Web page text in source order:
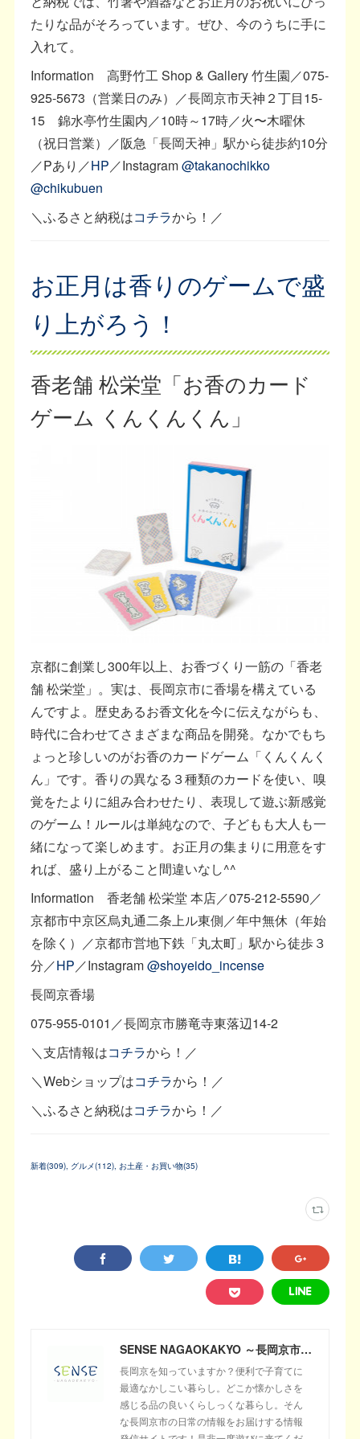
たりな品がそろっています。ぜひ、今のうちに手に
入れて。
Information 高野竹工 Shop & Gallery 竹生園／075-
925-5673（営業日のみ）／長岡京市天神２丁目15-
15 錦水亭竹生園内／10時～17時／火〜木曜休
（祝日営業）／阪急「長岡天神」駅から徒歩約10分
／Pあり／HP ／Instagram@takanochikko
@chikubuen
＼ふるさと納税はコチラから！／
お正月は香りのゲームで盛
り上がろう！
香老舗 松栄堂「お香のカード
ゲーム くんくんくん」
京都に創業し300年以上、お香づくり一筋の「香老
舗 松栄堂」。実は、長岡京市に香場を構えている
んですよ。歴史あるお香文化を今に伝えながらも、
時代に合わせてさまざまな商品を開発。なかでもち
ょっと珍しいのがお香のカードゲーム「くんくんく
ん」です。香りの異なる３種類のカードを使い、嗅
覚をたよりに組み合わせたり、表現して遊ぶ新感覚
のゲーム！ルールは単純なので、子どもも大人も一
緒になって楽しめます。お正月の集まりに用意をす
れば、盛り上がること間違いなし^^
Information 香老舗 松栄堂 本店／075-212-5590／
京都市中京区烏丸通二条上ル東側／年中無休（年始
を除く）／京都市営地下鉄「丸太町」駅から徒歩３
分／HP／Instagram@shoyeido_incense
長岡京香場
075-955-0101／長岡京市勝竜寺東落辺14-2
＼支店情報はコチラから！／
＼Webショップはコチラから！／
＼ふるさと納税はコチラから！／
新着(309) グルメ(112) お土産・お買い物(35)
SENSE NAGAOKAKYO ～長岡京市のサブサイト～
長岡京を知っていますか？便利で子育てに
最適なかしこい暮らし。どこか懐かしさを
感じる品の良いくらしっくな暮らし。そん
な長岡京市の日常の情報をお届けする情報